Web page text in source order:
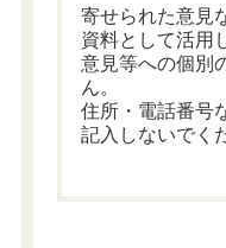
寄せられた意見
資料として活用
意見等への個別
ん。
住所・電話番号
記入しないでく